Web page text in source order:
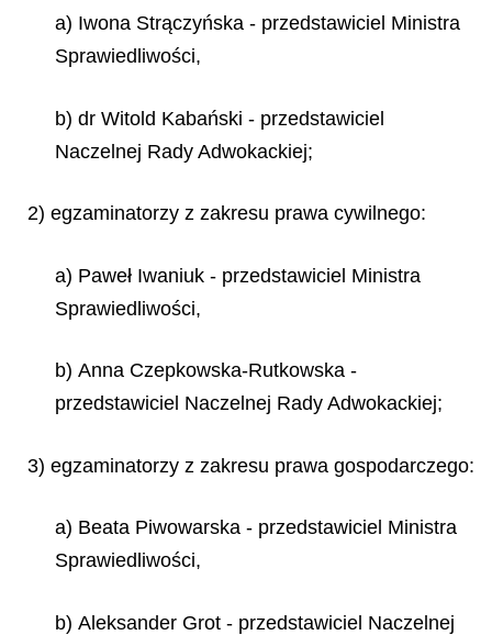
a) Iwona Strączyńska - przedstawiciel Ministra
Sprawiedliwości,
b) dr Witold Kabański - przedstawiciel
Naczelnej Rady Adwokackiej;
2) egzaminatorzy z zakresu prawa cywilnego:
a) Paweł Iwaniuk - przedstawiciel Ministra
Sprawiedliwości,
b) Anna Czepkowska-Rutkowska -
przedstawiciel Naczelnej Rady Adwokackiej;
3) egzaminatorzy z zakresu prawa gospodarczego:
a) Beata Piwowarska - przedstawiciel Ministra
Sprawiedliwości,
b) Aleksander Grot - przedstawiciel Naczelnej